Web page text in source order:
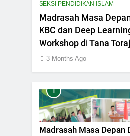
SEKSI PENDIDIKAN ISLAM
Madrasah Masa
KBC dan Deep
Workshop di Tana
3 Months Ago
1
Madrasah Masa Depan